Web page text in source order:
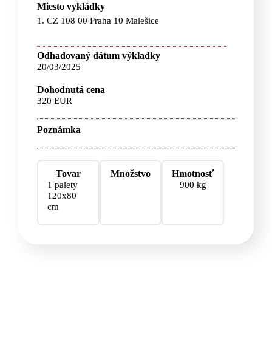
Miesto vykládky
1. CZ 108 00 Praha 10 Malešice
Odhadovaný dátum výkladky
20/03/2025
Dohodnutá cena
320 EUR
Poznámka
Tovar
1 palety
120x80
cm
Množstvo Hmotnosť
900 kg